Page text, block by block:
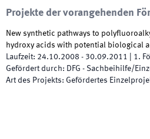
Projekte der vorangehenden
New synthetic pathways to
hydroxy acids with potential biological
Laufzeit: 24.10.2008 - 30.09.2011 1.
Gefördert durch: DFG - Sachbeihilfe/
Art des Projekts: Gefördertes